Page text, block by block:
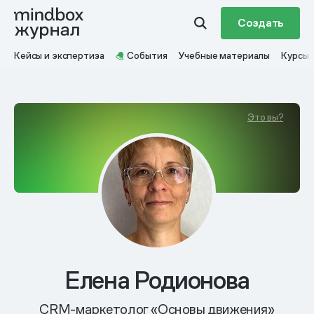
Создать
Кейсы и экспертиза События Учебные материалы Курсы
Это вы?
Елена Родионова
CRM-маркетолог «Основы движения»